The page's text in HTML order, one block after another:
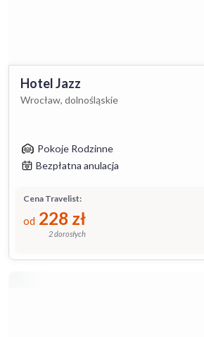
Hotel Jazz
Wrocław, dolnośląskie
Pokoje Rodzinne
Bezpłatna anulacja
Cena Travelist:
od 228 zł
2 dorosłych